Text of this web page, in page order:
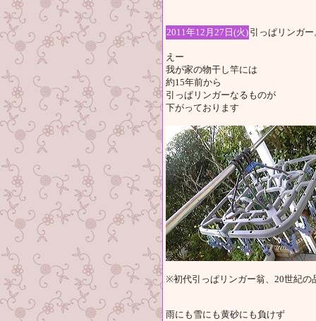
2011年12月27日(火) 引っぱリンガー
えー
我が家の物干し竿には
約15年前から
引っぱリンガーなるものが
下がっております
※初代引っぱリンガー翁、20世紀の
雨にも雪にも黄砂にも負けず